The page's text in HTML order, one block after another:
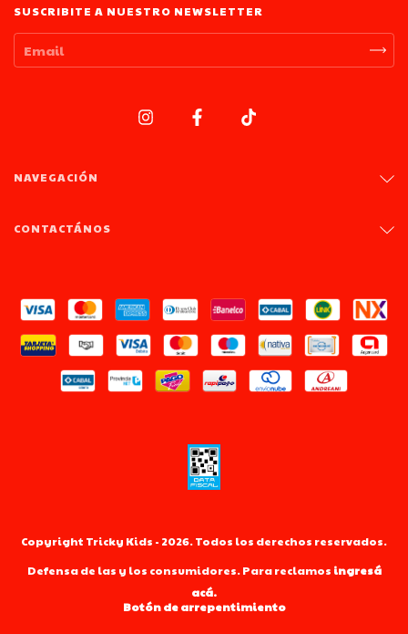
SUSCRIBITE A NUESTRO NEWSLETTER
NAVEGACIÓN
CONTACTÁNOS
Copyright Tricky Kids - 2026. Todos los derechos reservados.
Defensa de las y los consumidores. Para reclamos ingresá
acá.
Botón de arrepentimiento